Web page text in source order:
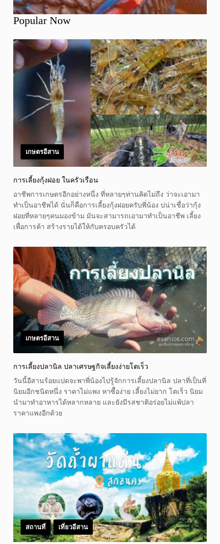
Popular Now
เกษตรอีสาน
การเลี้ยงกุ้งฝอย ในครัวเรือน
อาชีพการเกษตรอีกอย่างหนึ่ง ที่หลายๆท่านคิดไม่ถึง ว่าจะเอามา
ทำเป็นอาชีพได้ นั่นก็คือการเลี้ยงกุ้งฝอยครับพี่น้อง บ่น่าเชื่อว่ากุ้ง
ฝอยที่หลายๆคนมองข้าม มันจะสามารถเอามาทำเป็นอาชีพ เลี้ยง
เพื่อการค้า สร้างรายได้ให้กับครอบครัวได้
เกษตรอีสาน
การเลี้ยงปลานิล ปลาเศรษฐกิจเลี้ยงง่ายโตเร็ว
วันนี้อีสานร้อยแปดจะพาพี่น้องไปรู้จักการเลี้ยงปลานิล ปลาที่เป็นที่
นิยมอีกชนิดหนึ่ง ราคาไม่แพง หาซื้อง่าย เลี้ยงไม่ยาก โตเร็ว นิยม
นำมาทำอาหารได้หลากหลาย และยังมีรสชาติอร่อยไม่แพ้ปลา
ราคาแพงอีกด้วย
สถานที่ เที่ยวอีสาน